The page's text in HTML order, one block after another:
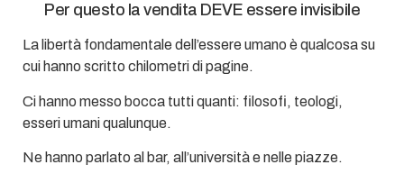
Per questo la vendita DEVE essere invisibile
La libertà fondamentale dell’essere umano è qualcosa su
cui hanno scritto chilometri di pagine.
Ci hanno messo bocca tutti quanti: filosofi, teologi,
esseri umani qualunque.
Ne hanno parlato al bar, all’università e nelle piazze.